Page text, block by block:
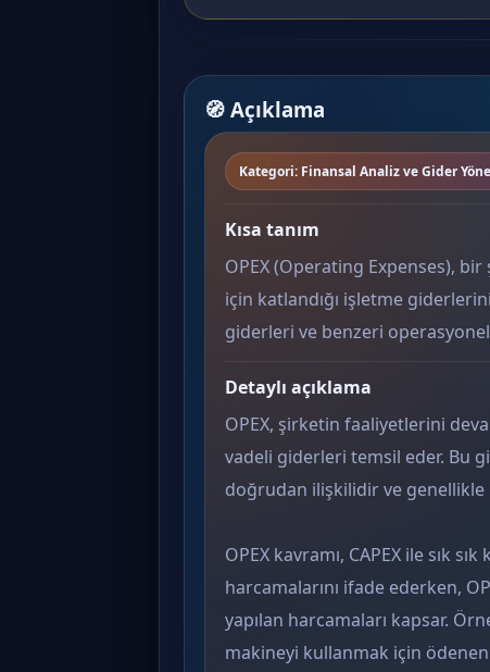
🧭 Açıklama
Kategori: Finansal Analiz ve Gider
Kısa tanım
OPEX (Operating Expenses),
için katlandığı işletme
giderleri ve benzeri
Detaylı açıklama
OPEX, şirketin faaliyetlerini
vadeli giderleri temsil eder. Bu
doğrudan ilişkilidir ve
OPEX kavramı, CAPEX ile sık sık
harcamalarını ifade ederken,
yapılan harcamaları kapsar.
makineyi kullanmak için